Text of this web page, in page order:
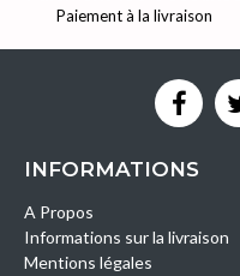
Paiement à la livraison
INFORMATIONS
A Propos
Informations sur la livraison
Mentions légales